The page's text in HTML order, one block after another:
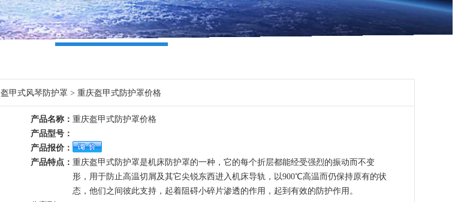
盔甲式风琴防护罩 > 重庆盔甲式防护罩价格
产品名称： 重庆盔甲式防护罩价格
产品型号：
产品报价：
产品特点： 重庆盔甲式防护罩是机床防护罩的一种，它的每个折层都能经受强烈的振动而不变
形，用于防止高温切屑及其它尖锐东西进入机床导轨，以900℃高温而仍保持原有的状
态，他们之间彼此支持，起着阻碍小碎片渗透的作用，起到有效的防护作用。